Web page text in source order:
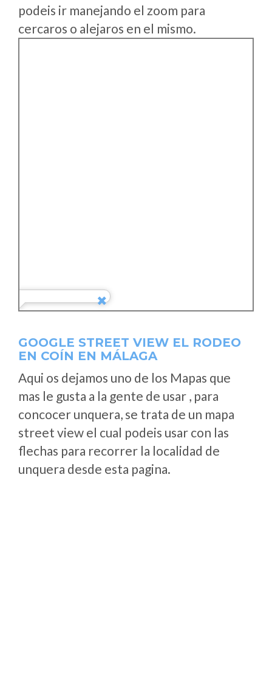
podeis ir manejando el zoom para
cercaros o alejaros en el mismo.
GOOGLE STREET VIEW EL RODEO
EN COÍN EN MÁLAGA
Aqui os dejamos uno de los Mapas que
mas le gusta a la gente de usar , para
concocer unquera, se trata de un mapa
street view el cual podeis usar con las
flechas para recorrer la localidad de
unquera desde esta pagina.